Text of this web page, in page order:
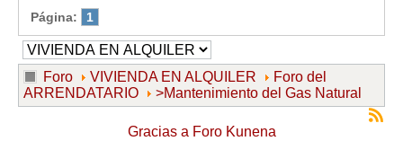
Página: 1
Foro VIVIENDA EN ALQUILER
Foro del
ARRENDATARIO
>Mantenimiento del Gas Natural
Gracias a Foro Kunena